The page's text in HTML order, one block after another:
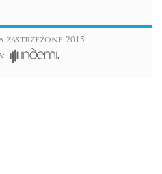
zastrzeżone 2015